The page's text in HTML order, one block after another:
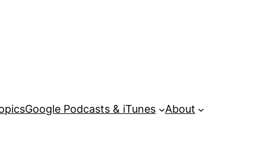
Google Podcasts & iTunes About